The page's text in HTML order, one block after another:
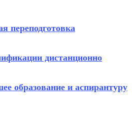
переподготовка
дистанционно
образование и аспирантуру